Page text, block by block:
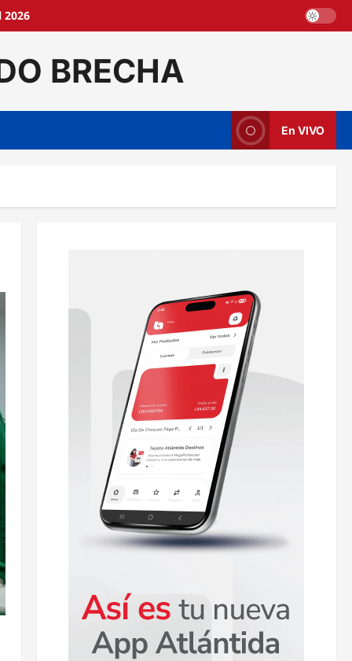
2026
BRECHA
En VIVO